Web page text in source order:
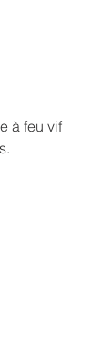
à feu vif